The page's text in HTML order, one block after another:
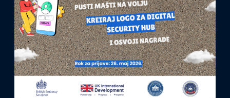
HUB
SVEČANO
OTVOREN
U
SARAJEVU:
MLADI,
INSTITUCIJE